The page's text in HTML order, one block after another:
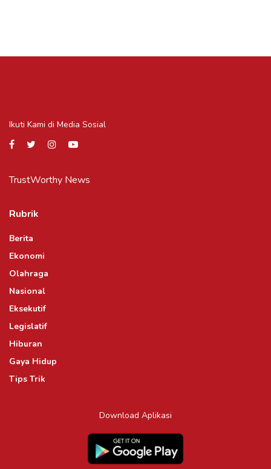
Ikuti Kami di Media Sosial
TrustWorthy News
Rubrik
Berita
Ekonomi
Olahraga
Nasional
Eksekutif
Legislatif
Hiburan
Gaya Hidup
Tips Trik
Download Aplikasi